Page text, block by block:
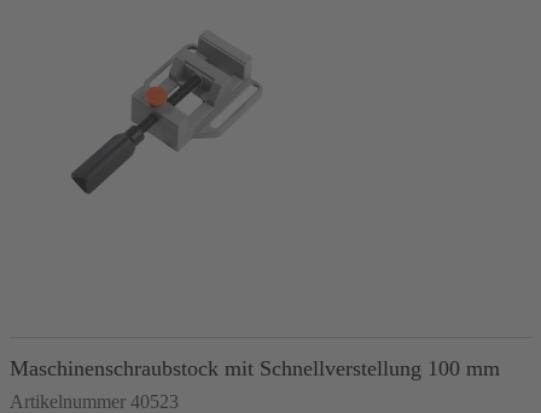
Maschinenschraubstock mit Schnellverstellung 100 mm
Artikelnummer 40523